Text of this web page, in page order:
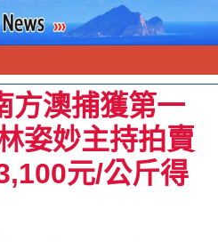
方澳捕獲第一
姿妙主持拍賣
元/公斤得